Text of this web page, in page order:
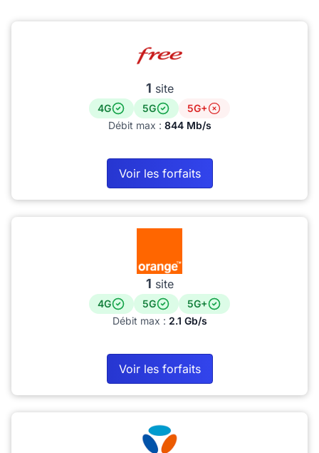
1 site
4G 5G
5G+
Débit max : 844 Mb/s
Voir les forfaits
1 site
4G 5G
5G+
Débit max : 2.1 Gb/s
Voir les forfaits